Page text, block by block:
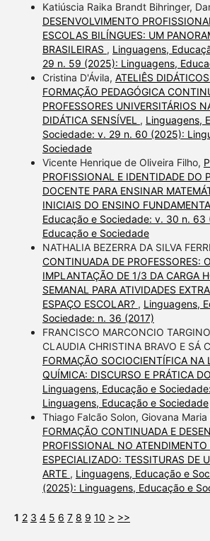
Katiúscia Raika Brandt Bihringer,
DESENVOLVIMENTO
ESCOLAS BILÍNGUES: UM
BRASILEIRAS , Linguagens,
29 n. 59 (2025): Linguagens,
Cristina D'Ávila, ATELIÊS
FORMAÇÃO PEDAGÓGICA
PROFESSORES UNIVERSITÁRIOS
DIDÁTICA SENSÍVEL , Linguagens,
Sociedade: v. 29 n. 60 (2025):
Sociedade
Vicente Henrique de Oliveira Filho,
PROFISSIONAL E IDENTIDADE DO
DOCENTE PARA ENSINAR
INICIAIS DO ENSINO
Educação e Sociedade: v. 30 n. 63
Educação e Sociedade
NATHALIA BEZERRA DA SILVA
CONTINUADA DE PROFESSORES:
IMPLANTAÇÃO DE 1/3 DA CARGA
SEMANAL PARA ATIVIDADES
ESPAÇO ESCOLAR? , Linguagens,
Sociedade: n. 36 (2017)
FRANCISCO MARCONCIO
CLAUDIA CHRISTINA BRAVO E SÁ
FORMAÇÃO SOCIOCIENTÍFICA NA
QUÍMICA: DISCURSO E PRÁTICA
Linguagens, Educação e
Linguagens, Educação e Sociedade
Thiago Falcão Solon, Giovana Maria
FORMAÇÃO CONTINUADA E
PROFISSIONAL NO
ESPECIALIZADO: TESSITURAS DE
ARTE , Linguagens, Educação e
(2025): Linguagens, Educação e
1 2 3 4 5 6 7 8 9 10 > >>